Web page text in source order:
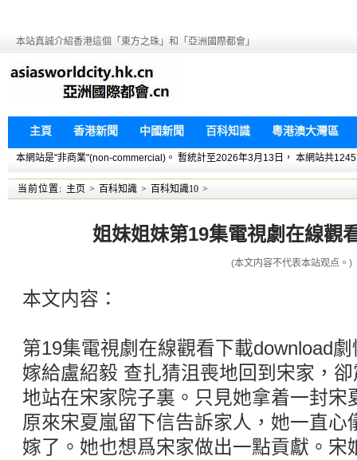
本站真誠介紹香港這個「東方之珠」和「亞洲國際都會」
主頁 香港新聞 中國新聞 百科知識 粵港澳大灣區
本網站是"非商業"(non-commercial)。 暫統計至2026年3月13日， 本網站共
当前位置: 主页 > 百科知識 > 百科知識10 >
姐妹姐妹第19集電視劇在線觀
(本文内容不代表本站观点。)
本文内容：
第19集電視劇在線觀看下載download
嫁給盧紹毅 查扎猜沮喪地回到宋家，
地站在宋家院子裏。只見她拿着一封宋
原來宋夏嵐留下信告訴家人，她一直心
嫁了。她也想爲宋家做出一點貢獻。宋